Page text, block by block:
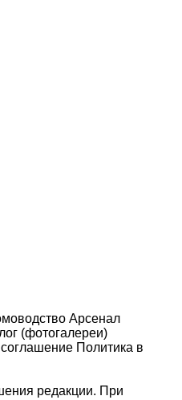
Арсенал
(фотогалереи)
соглашение Политика в
редакции. При